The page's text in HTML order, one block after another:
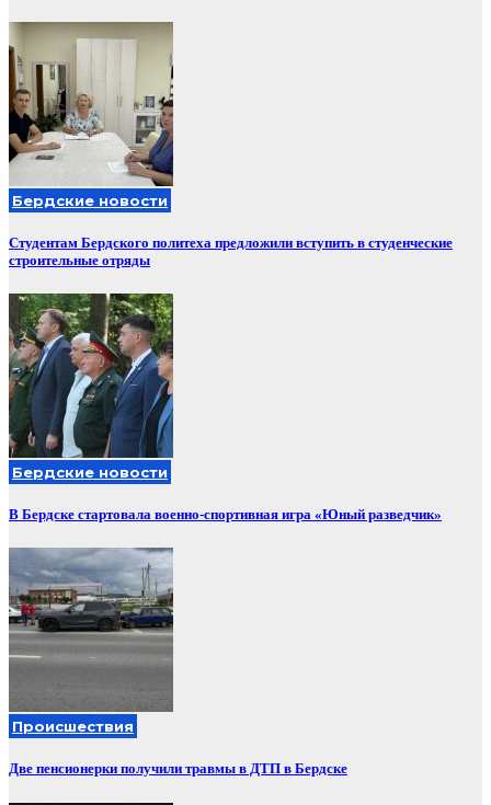
Бердские новости
Студентам Бердского политеха предложили вступить в студенческие
строительные отряды
Бердские новости
В Бердске стартовала военно-спортивная игра «Юный разведчик»
Происшествия
Две пенсионерки получили травмы в ДТП в Бердске